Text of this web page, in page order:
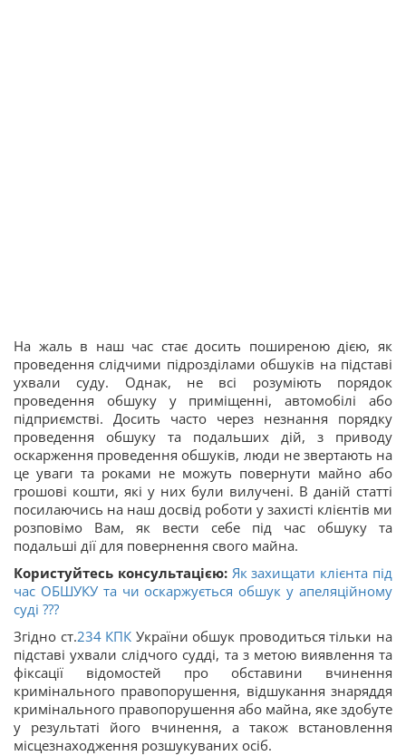
На жаль в наш час стає досить поширеною дією, як
проведення слідчими підрозділами обшуків на підставі
ухвали суду. Однак, не всі розуміють порядок
проведення обшуку у приміщенні, автомобілі або
підприємстві. Досить часто через незнання порядку
проведення обшуку та подальших дій, з приводу
оскарження проведення обшуків, люди не звертають на
це уваги та роками не можуть повернути майно або
грошові кошти, які у них були вилучені. В даній статті
посилаючись на наш досвід роботи у захисті клієнтів ми
розповімо Вам, як вести себе під час обшуку та
подальші дії для повернення свого майна.
Користуйтесь консультацією: Як захищати клієнта під
час ОБШУКУ та чи оскаржується обшук у апеляційному
суді ???
Згідно ст.234 КПК України обшук проводиться тільки на
підставі ухвали слідчого судді, та з метою виявлення та
фіксації відомостей про обставини вчинення
кримінального правопорушення, відшукання знаряддя
кримінального правопорушення або майна, яке здобуте
у результаті його вчинення, а також встановлення
місцезнаходження розшукуваних осіб.